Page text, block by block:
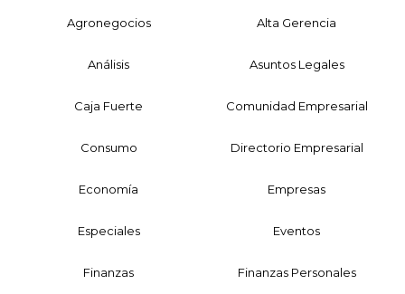
Agronegocios Alta Gerencia
Análisis Asuntos Legales
Caja Fuerte Comunidad Empresarial
Consumo Directorio Empresarial
Economía Empresas
Especiales Eventos
Finanzas Finanzas Personales